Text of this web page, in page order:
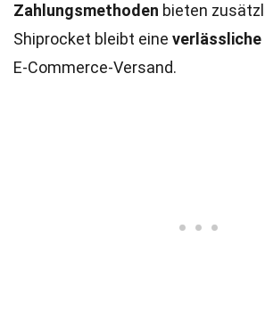
Zahlungsmethoden bieten
Shiprocket bleibt eine verlässliche
E-Commerce-Versand.